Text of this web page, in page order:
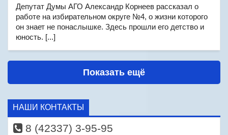
Депутат Думы АГО Александр Корнеев рассказал о
работе на избирательном округе №4, о жизни которого
он знает не понаслышке. Здесь прошли его детство и
юность. [...]
Показать ещё
НАШИ КОНТАКТЫ
8 (42337) 3-95-95